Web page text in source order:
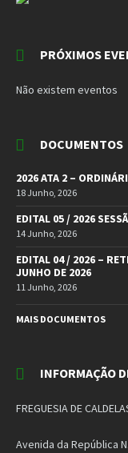
PRÓXIMOS
Não existem eventos
DOCUMENTOS
2026 ATA 2 –
18 Junho, 2026
EDITAL 05 / 2026
14 Junho, 2026
EDITAL 04 / 2026 –
JUNHO DE 2026
11 Junho, 2026
MAIS DOCUMENTOS
INFORMAÇÃO
FREGUESIA DE
Avenida da República